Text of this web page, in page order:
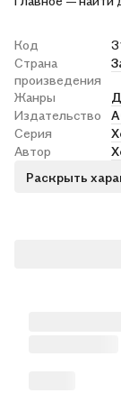
Код
Страна
произведения
Жанры
Издательство
Серия
Автор
Раскрыть